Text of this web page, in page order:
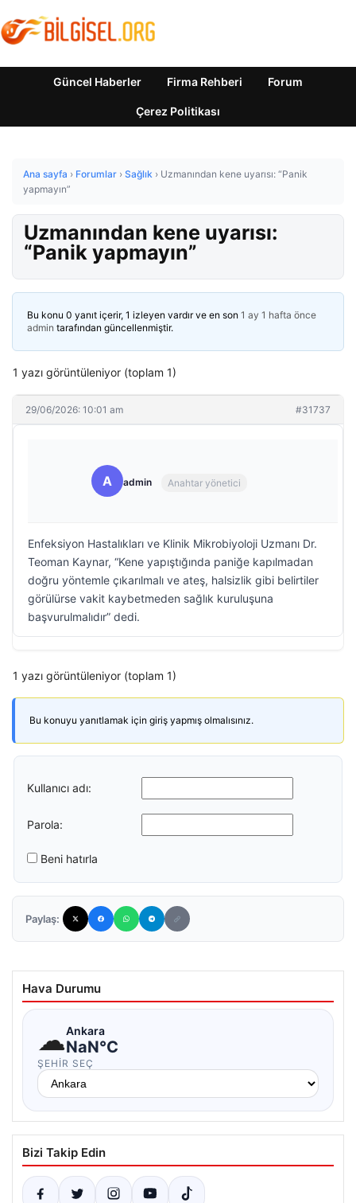
Güncel Haberler Firma Rehberi Forum
Çerez Politikası
Ana sayfa › Forumlar › Sağlık › Uzmanından kene uyarısı: “Panik
yapmayın”
Uzmanından kene uyarısı:
“Panik yapmayın”
Bu konu 0 yanıt içerir, 1 izleyen vardır ve en son 1 ay 1 hafta önce
admin tarafından güncellenmiştir.
1 yazı görüntüleniyor (toplam 1)
29/06/2026: 10:01 am #31737
A admin Anahtar yönetici
Enfeksiyon Hastalıkları ve Klinik Mikrobiyoloji Uzmanı Dr.
Teoman Kaynar, “Kene yapıştığında paniğe kapılmadan
doğru yöntemle çıkarılmalı ve ateş, halsizlik gibi belirtiler
görülürse vakit kaybetmeden sağlık kuruluşuna
başvurulmalıdır” dedi.
1 yazı görüntüleniyor (toplam 1)
Bu konuyu yanıtlamak için giriş yapmış olmalısınız.
Kullanıcı adı:
Parola:
Beni hatırla
Paylaş:
Hava Durumu
☁Ankara
NaN°C
ŞEHIR SEÇ
Bizi Takip Edin